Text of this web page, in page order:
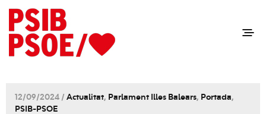
12/09/2024 / Actualitat, Parlament Illes Balears, Portada,
PSIB-PSOE